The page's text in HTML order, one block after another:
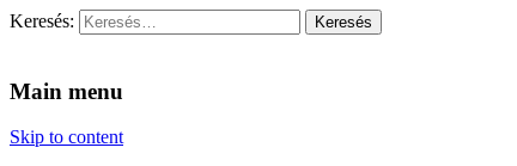
Keresés:
Main menu
Skip to content